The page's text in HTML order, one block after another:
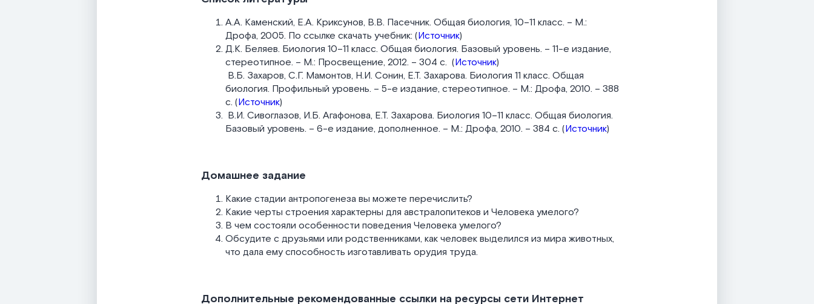
А.А. Каменский, Е.А. Криксунов, В.В. Пасечник. Общая биология, 10–11 класс. – М.:
Дрофа, 2005. По ссылке скачать учебник: (Источник)
Д.К. Беляев. Биология 10–11 класс. Общая биология. Базовый уровень. – 11-е издание,
стереотипное. – М.: Просвещение, 2012. – 304 с. (Источник)
В.Б. Захаров, С.Г. Мамонтов, Н.И. Сонин, Е.Т. Захарова. Биология 11 класс. Общая
биология. Профильный уровень. – 5-е издание, стереотипное. – М.: Дрофа, 2010. – 388
с. (Источник)
В.И. Сивоглазов, И.Б. Агафонова, Е.Т. Захарова. Биология 10–11 класс. Общая биология.
Базовый уровень. – 6-е издание, дополненное. – М.: Дрофа, 2010. – 384 с. (Источник)
Домашнее задание
Какие стадии антропогенеза вы можете перечислить?
Какие черты строения характерны для австралопитеков и Человека умелого?
В чем состояли особенности поведения Человека умелого?
Обсудите с друзьями или родственниками, как человек выделился из мира животных,
что дала ему способность изготавливать орудия труда.
Дополнительные рекомендованные ссылки на ресурсы сети Интернет